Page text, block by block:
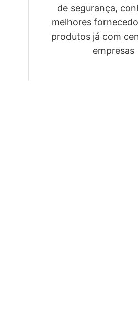
de segurança,
melhores
produtos já com
empresas